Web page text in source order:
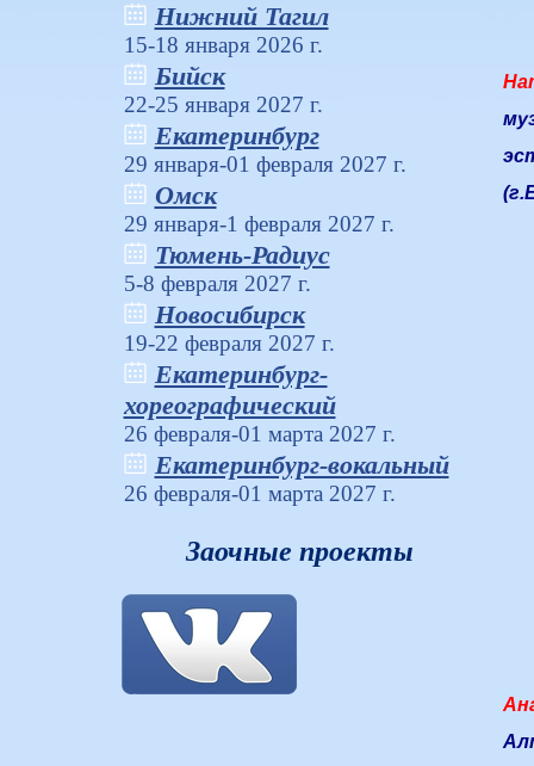
Нижний Тагил
15-18 января 2026 г.
Бийск
22-25 января 2027 г.
Екатеринбург
29 января-01 февраля 2027 г.
Омск
29 января-1 февраля 2027 г.
Тюмень-Радиус
5-8 февраля 2027 г.
Новосибирск
19-22 февраля 2027 г.
Екатеринбург-
хореографический
26 февраля-01 марта 2027 г.
Екатеринбург-вокальный
26 февраля-01 марта 2027 г.
Заочные проекты